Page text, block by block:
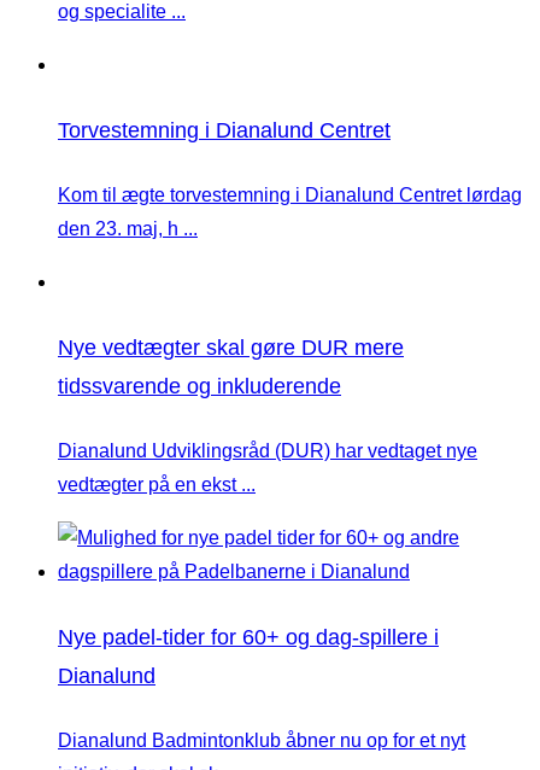
og specialite ...
Torvestemning i Dianalund Centret
Kom til ægte torvestemning i Dianalund Centret lørdag
den 23. maj, h ...
Nye vedtægter skal gøre DUR mere
tidssvarende og inkluderende
Dianalund Udviklingsråd (DUR) har vedtaget nye
vedtægter på en ekst ...
Nye padel-tider for 60+ og dag-spillere i
Dianalund
Dianalund Badmintonklub åbner nu op for et nyt